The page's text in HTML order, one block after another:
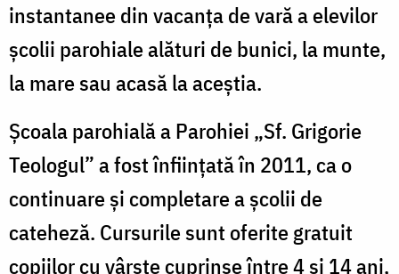
instantanee din vacanța de vară a elevilor
școlii parohiale alături de bunici, la munte,
la mare sau acasă la aceștia.
Școala parohială a Parohiei „Sf. Grigorie
Teologul” a fost înfiinţată în 2011, ca o
continuare şi completare a şcolii de
cateheză. Cursurile sunt oferite gratuit
copiilor cu vârste cuprinse între 4 şi 14 ani,